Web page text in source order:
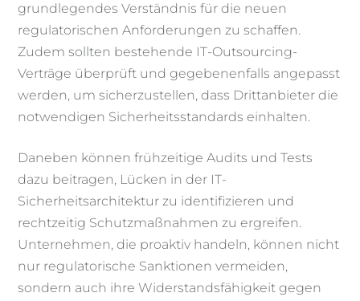
grundlegendes Verständnis für die neuen
regulatorischen Anforderungen zu schaffen.
Zudem sollten bestehende IT-Outsourcing-
Verträge überprüft und gegebenenfalls angepasst
werden, um sicherzustellen, dass Drittanbieter die
notwendigen Sicherheitsstandards einhalten.
Daneben können frühzeitige Audits und Tests
dazu beitragen, Lücken in der IT-
Sicherheitsarchitektur zu identifizieren und
rechtzeitig Schutzmaßnahmen zu ergreifen.
Unternehmen, die proaktiv handeln, können nicht
nur regulatorische Sanktionen vermeiden,
sondern auch ihre Widerstandsfähigkeit gegen